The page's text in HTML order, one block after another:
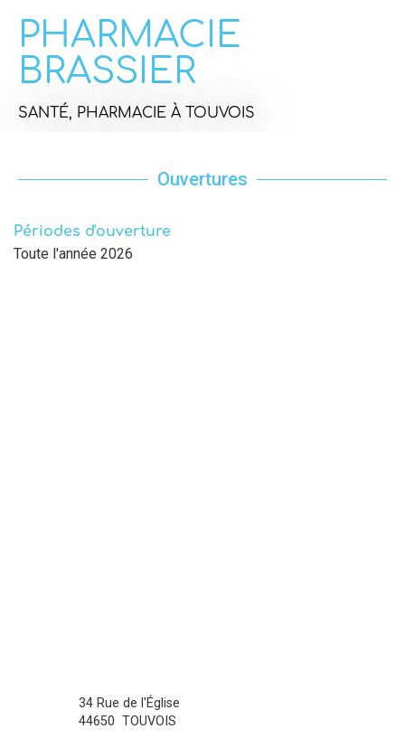
PHARMACIE
BRASSIER
SANTÉ, PHARMACIE À TOUVOIS
Ouvertures
Périodes d'ouverture
Toute l'année 2026
34 Rue de l'Église
44650 TOUVOIS